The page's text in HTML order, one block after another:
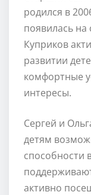
родился в
появилась на
Куприков
развитии
комфортные
интересы.
Сергей и
детям
способности
активно